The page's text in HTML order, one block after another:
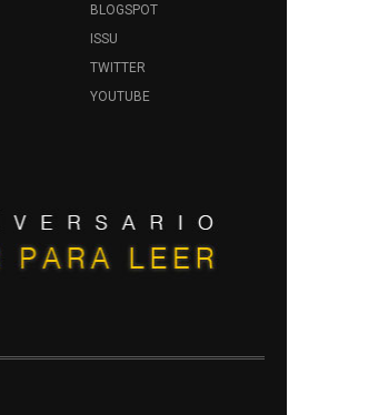
BLOGSPOT
ISSU
TWITTER
YOUTUBE